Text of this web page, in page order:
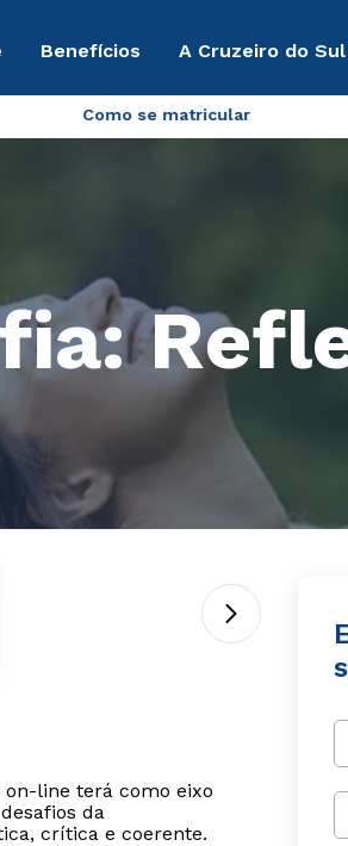
Benefícios A Cruzeiro do
Como se matricular
on-line terá como eixo
da
crítica e coerente.